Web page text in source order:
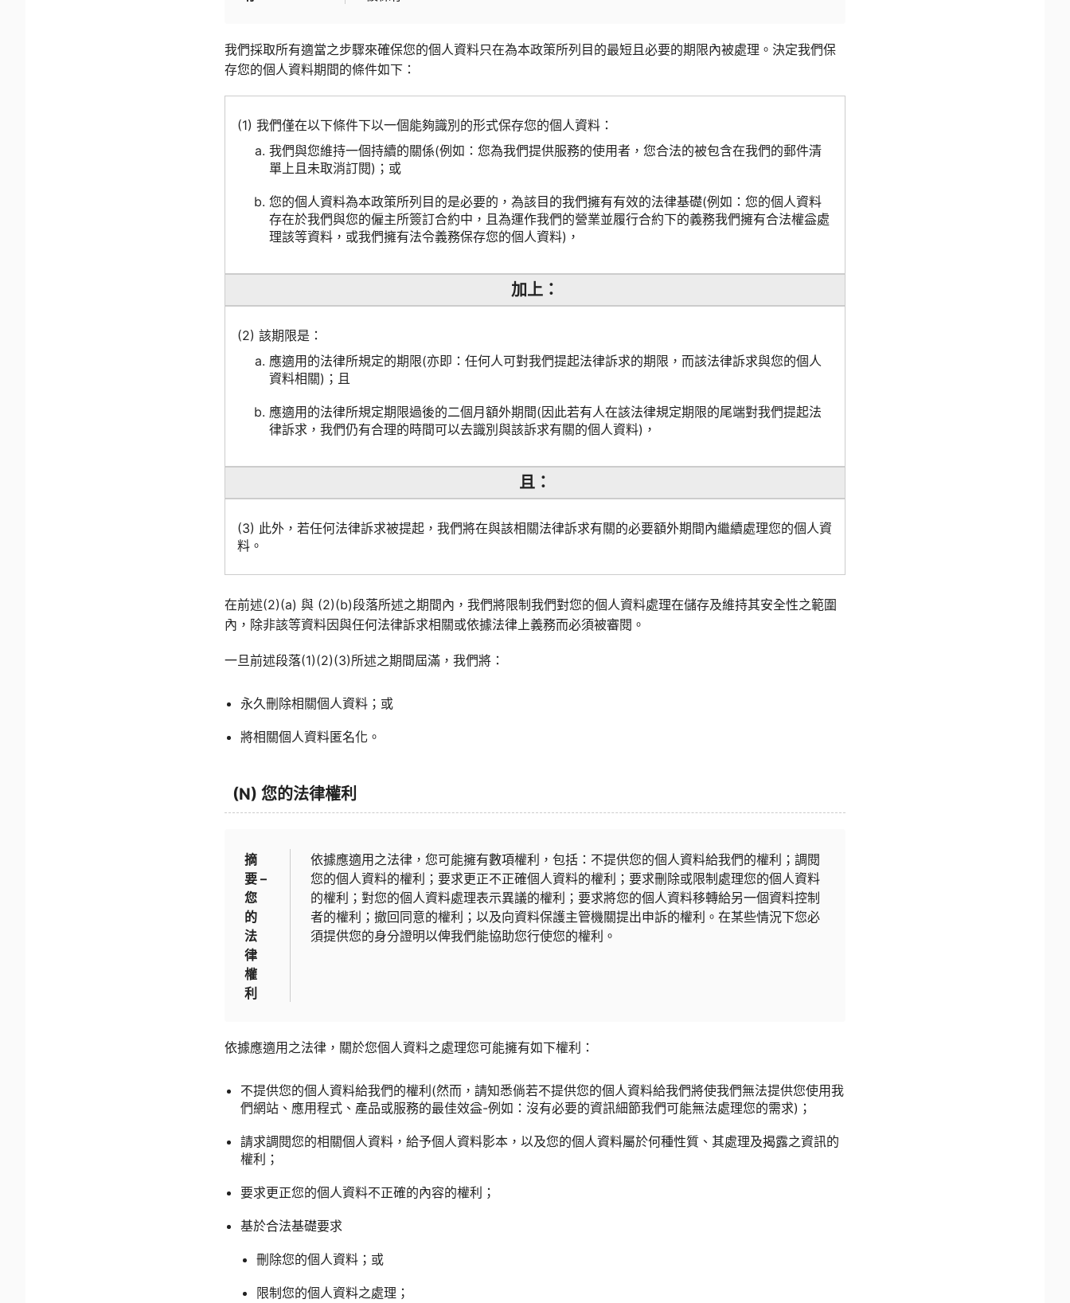
我們採取所有適當之步驟來確保您的個人資料只在為本政策所列目的最短且必要的期限內被處理。決定我們保
存您的個人資料期間的條件如下：
(1) 我們僅在以下條件下以一個能夠識別的形式保存您的個人資料：
我們與您維持一個持續的關係(例如：您為我們提供服務的使用者，您合法的被包含在我們的郵件清
單上且未取消訂閱)；或
您的個人資料為本政策所列目的是必要的，為該目的我們擁有有效的法律基礎(例如：您的個人資料
存在於我們與您的僱主所簽訂合約中，且為運作我們的營業並履行合約下的義務我們擁有合法權益處
理該等資料，或我們擁有法令義務保存您的個人資料)，
加上：
(2) 該期限是：
應適用的法律所規定的期限(亦即：任何人可對我們提起法律訴求的期限，而該法律訴求與您的個人
資料相關)；且
應適用的法律所規定期限過後的二個月額外期間(因此若有人在該法律規定期限的尾端對我們提起法
律訴求，我們仍有合理的時間可以去識別與該訴求有關的個人資料)，
且：
(3) 此外，若任何法律訴求被提起，我們將在與該相關法律訴求有關的必要額外期間內繼續處理您的個人資
料。
在前述(2)(a) 與 (2)(b)段落所述之期間內，我們將限制我們對您的個人資料處理在儲存及維持其安全性之範圍
內，除非該等資料因與任何法律訴求相關或依據法律上義務而必須被審閱。
一旦前述段落(1)(2)(3)所述之期間屆滿，我們將：
永久刪除相關個人資料；或
將相關個人資料匿名化。
(N) 您的法律權利
摘
要 –
您
的
法
律
權
利
依據應適用之法律，您可能擁有數項權利，包括：不提供您的個人資料給我們的權利；調閱
您的個人資料的權利；要求更正不正確個人資料的權利；要求刪除或限制處理您的個人資料
的權利；對您的個人資料處理表示異議的權利；要求將您的個人資料移轉給另一個資料控制
者的權利；撤回同意的權利；以及向資料保護主管機關提出申訴的權利。在某些情況下您必
須提供您的身分證明以俾我們能協助您行使您的權利。
依據應適用之法律，關於您個人資料之處理您可能擁有如下權利：
不提供您的個人資料給我們的權利(然而，請知悉倘若不提供您的個人資料給我們將使我們無法提供您使用我
們網站、應用程式、產品或服務的最佳效益-例如：沒有必要的資訊細節我們可能無法處理您的需求)；
請求調閱您的相關個人資料，給予個人資料影本，以及您的個人資料屬於何種性質、其處理及揭露之資訊的
權利；
要求更正您的個人資料不正確的內容的權利；
基於合法基礎要求
刪除您的個人資料；或
限制您的個人資料之處理；